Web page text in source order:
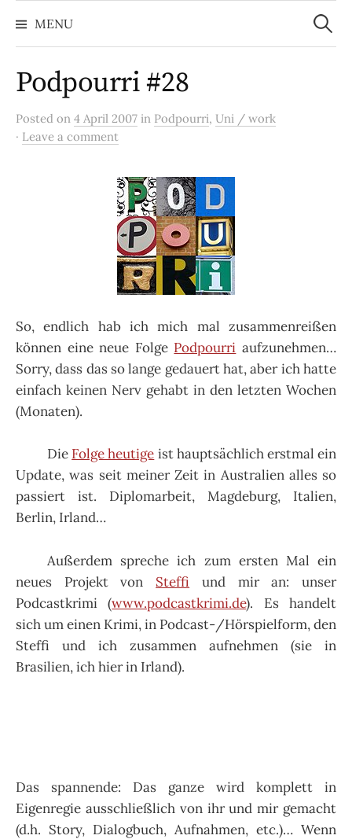
to
content
MENU
Search
for:
Podpourri #28
Posted on 4 April 2007 in Podpourri, Uni / work
· Leave a comment
So, endlich hab ich mich mal zusammenreißen
können eine neue Folge Podpourri aufzunehmen…
Sorry, dass das so lange gedauert hat, aber ich hatte
einfach keinen Nerv gehabt in den letzten Wochen
(Monaten).
Die Folge heutige ist hauptsächlich erstmal ein
Update, was seit meiner Zeit in Australien alles so
passiert ist. Diplomarbeit, Magdeburg, Italien,
Berlin, Irland…
Außerdem spreche ich zum ersten Mal ein
neues Projekt von Steffi und mir an: unser
Podcastkrimi (www.podcastkrimi.de). Es handelt
sich um einen Krimi, in Podcast-/Hörspielform, den
Steffi und ich zusammen aufnehmen (sie in
Brasilien, ich hier in Irland).
Das spannende: Das ganze wird komplett in
Eigenregie ausschließlich von ihr und mir gemacht
(d.h. Story, Dialogbuch, Aufnahmen, etc.)… Wenn